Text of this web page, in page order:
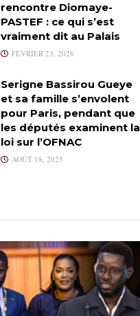
rencontre Diomaye-
PASTEF : ce qui s’est
vraiment dit au Palais
FÉVRIER 23, 2026
Serigne Bassirou Gueye
et sa famille s’envolent
pour Paris, pendant que
les députés examinent la
loi sur l’OFNAC
AOÛT 18, 2025